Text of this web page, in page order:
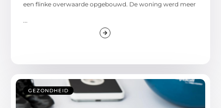
een flinke overwaarde opgebouwd. De woning werd meer
GEZONDHEID